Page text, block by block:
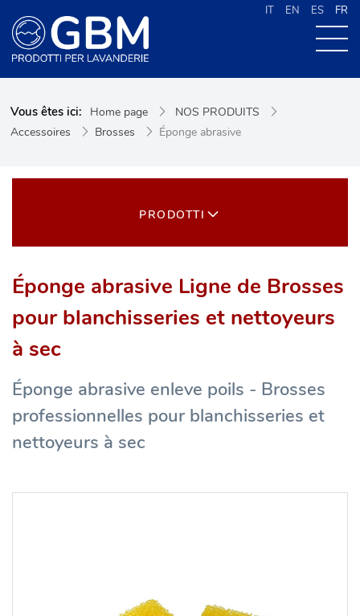
IT EN ES FR
NOS PRODUITS
CONTACTS
Vous êtes ici: Home page
NOS PRODUITS
Accessoires
Brosses Éponge abrasive
PRODOTTI
Éponge abrasive Ligne de Brosses
pour blanchisseries et nettoyeurs
à sec
Éponge abrasive enleve poils - Brosses
professionnelles pour blanchisseries et
nettoyeurs à sec